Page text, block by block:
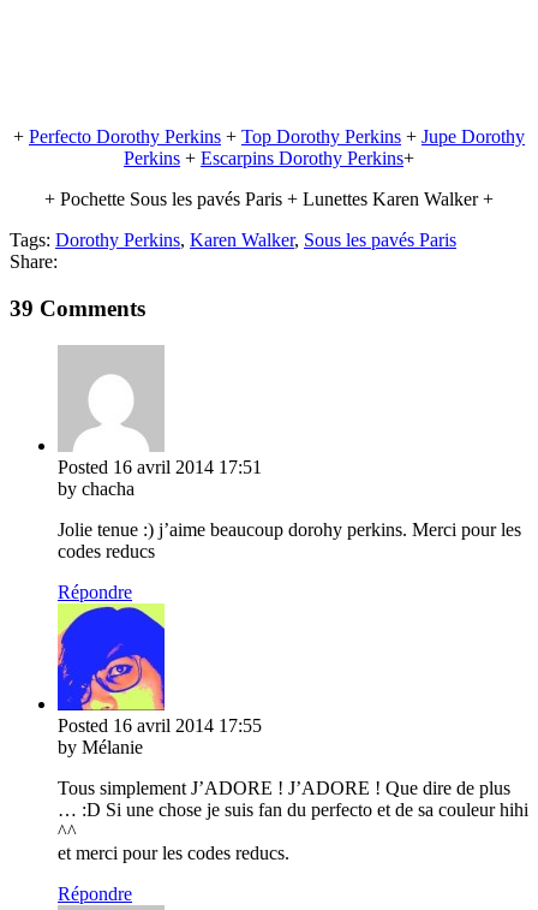
+ Perfecto Dorothy Perkins + Top Dorothy Perkins + Jupe Dorothy
Perkins + Escarpins Dorothy Perkins+
+ Pochette Sous les pavés Paris + Lunettes Karen Walker +
Tags: Dorothy Perkins, Karen Walker, Sous les pavés Paris
Share:
39 Comments
Posted 16 avril 2014 17:51
by chacha
Jolie tenue :) j’aime beaucoup dorohy perkins. Merci pour les
codes reducs
Répondre
Posted 16 avril 2014 17:55
by Mélanie
Tous simplement J’ADORE ! J’ADORE ! Que dire de plus
… :D Si une chose je suis fan du perfecto et de sa couleur hihi
^^
et merci pour les codes reducs.
Répondre